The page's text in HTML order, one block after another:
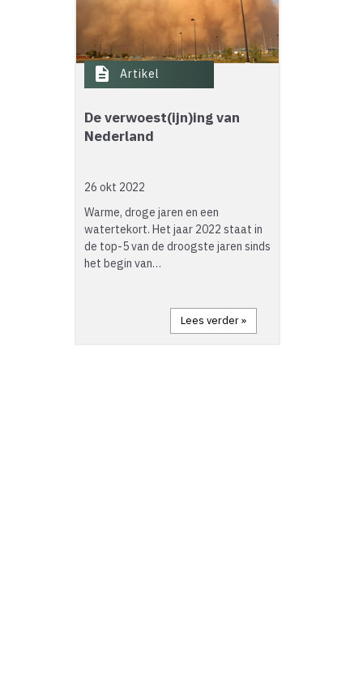
description Artikel
De verwoest(ijn)ing van
Nederland
26 okt 2022
Warme, droge jaren en een
watertekort. Het jaar 2022 staat in
de top-5 van de droogste jaren sinds
het begin van…
Lees verder »